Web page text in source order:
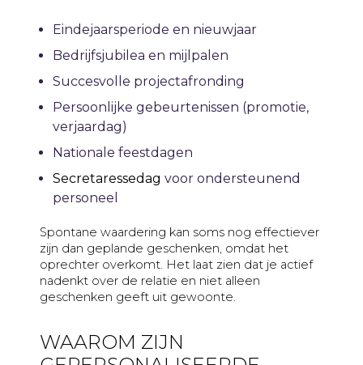
Eindejaarsperiode en nieuwjaar
Bedrijfsjubilea en mijlpalen
Succesvolle projectafronding
Persoonlijke gebeurtenissen (promotie,
verjaardag)
Nationale feestdagen
Secretaressedag voor ondersteunend
personeel
Spontane waardering kan soms nog effectiever
zijn dan geplande geschenken, omdat het
oprechter overkomt. Het laat zien dat je actief
nadenkt over de relatie en niet alleen
geschenken geeft uit gewoonte.
WAAROM ZIJN